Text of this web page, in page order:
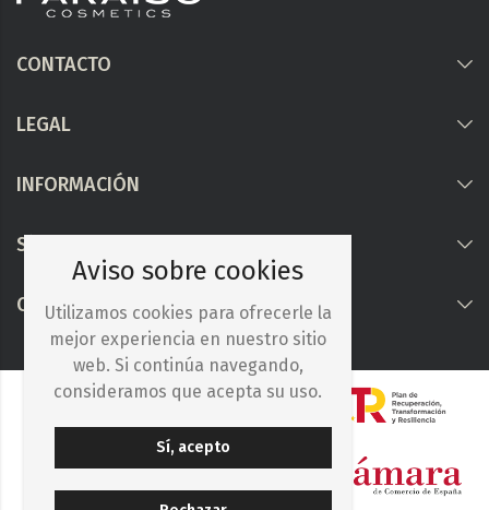
CONTACTO
LEGAL
INFORMACIÓN
Síguenos
COLABORAMOS CON
Aviso sobre cookies
Utilizamos cookies para ofrecerle la
mejor experiencia en nuestro sitio
web. Si continúa navegando,
consideramos que acepta su uso.
Sí, acepto